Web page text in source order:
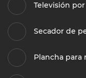
Televisión
Secador de
Plancha para